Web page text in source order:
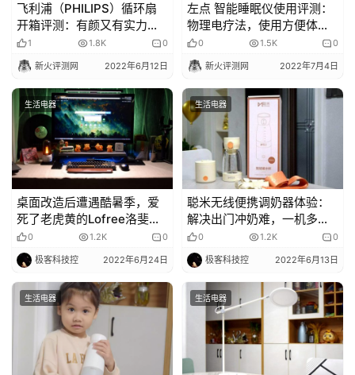
飞利浦（PHILIPS）循环扇
开箱评测：有颜又有实力的
空气循环扇，居家也能享受
自然风！
1 1.8K 0
新火评测网 2022年6月12日
左点 智能睡眠仪使用评测：
物理电疗法，使用方便体验
感好！
0 1.5K 0
新火评测网 2022年7月4日
生活电器
桌面改造后遭遇酷暑季，爱
死了老虎黄的Lofree洛斐蕉
点桌面风扇
0 1.2K 0
极客科技控 2022年6月24日
生活电器
聪米无线便携调奶器体验：
解决出门冲奶难，一机多用
的全新物种
0 1.2K 0
极客科技控 2022年6月13日
生活电器 生活电器